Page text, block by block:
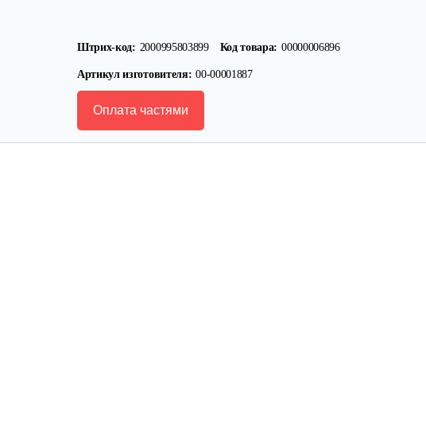
Штрих-код: 2000995803899 Код товара: 00000006896
Артикул изготовителя: 00-00001887
Оплата частями